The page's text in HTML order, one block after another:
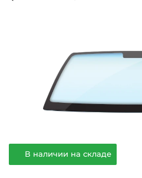
В наличии на складе